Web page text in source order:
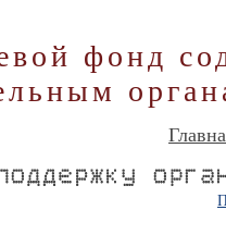
фонд